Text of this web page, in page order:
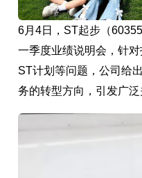
6月4日，ST起步（
一季度业绩说明会，针
ST计划等问题，公司给
务的转型方向，引发广泛